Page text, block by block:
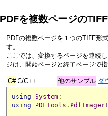
PDFを複数ページの
PDFの複数ページを１つのTIFF形
す。
ここでは、変換するページを連続
ジは、開始ページと終了ページで指
C# C/C++ 他のサンプル ダ
using System ;
using
PDFTools .